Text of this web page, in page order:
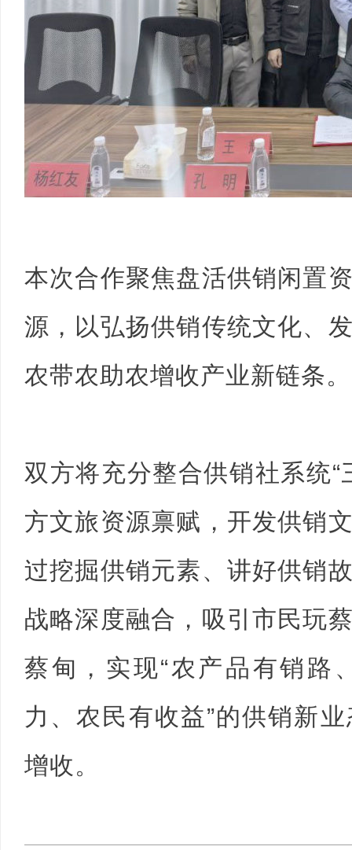
本次合作聚焦盘活供销闲置
源，以弘扬供销传统文化、
农带农助农增收产业新链条。
双方将充分整合供销社系统
方文旅资源禀赋，开发供销
过挖掘供销元素、讲好供销
战略深度融合，吸引市民玩
蔡甸，实现“农产品有销路
力、农民有收益”的供销新
增收。